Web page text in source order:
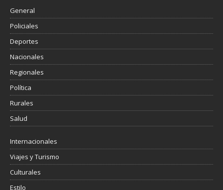
General
Policiales
Deportes
Nacionales
Regionales
Política
Rurales
Salud
Internacionales
Viajes y Turismo
Culturales
Estilo